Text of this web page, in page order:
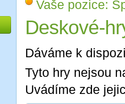
Vaše pozice:
Deskové-
Dáváme k
Tyto hry nejsou
Uvádíme zde